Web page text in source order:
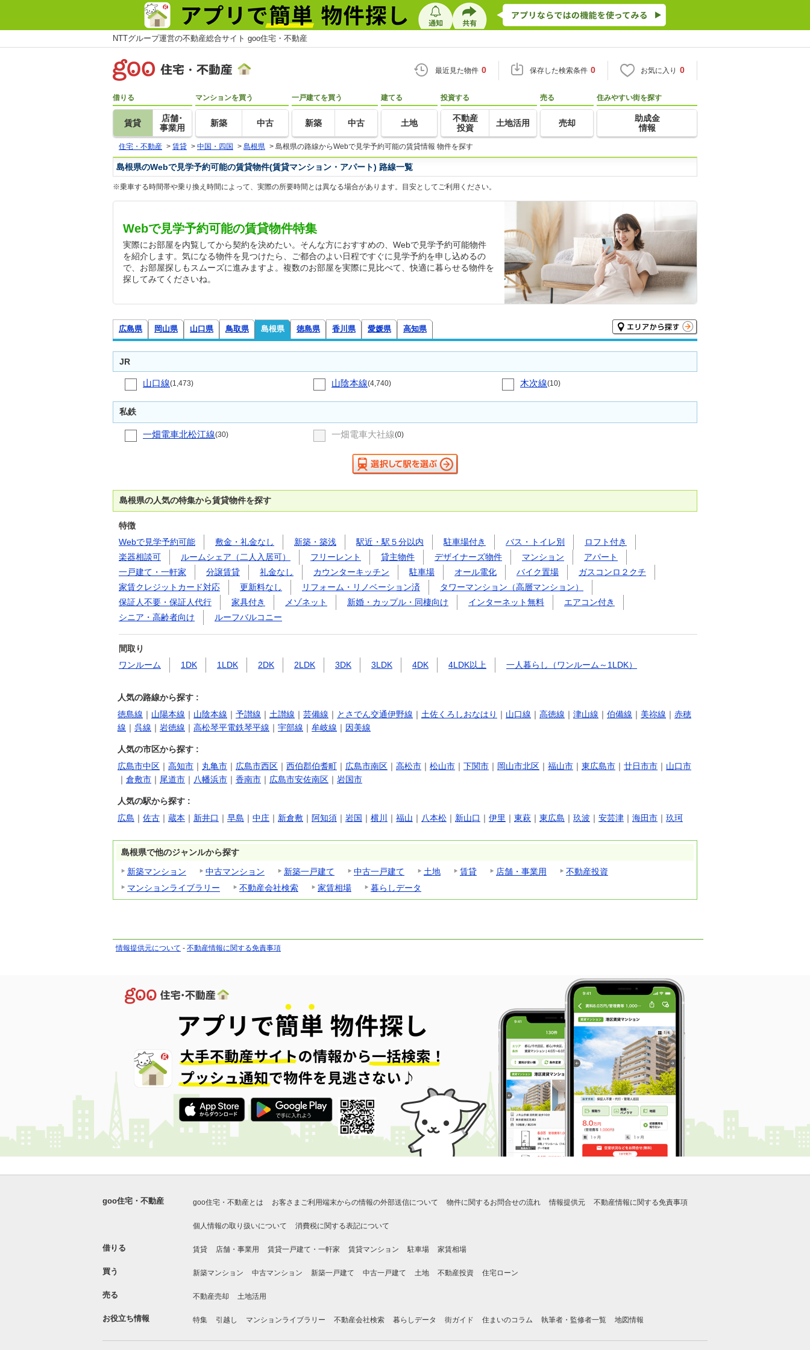
NTTグループ運営の不動産総合サイト goo住宅・不動産
最近見た物件 0 保存した検索条件 0 お気に入り 0
借りる
賃貸
店舗･
事業用
マンションを買う
新築 中古
一戸建てを買う
新築 中古
建てる
土地
投資する
不動産
投資
土地活用
売る
売却
住みやすい街を探す
助成金
情報
住宅・不動産 > 賃貸 > 中国・四国 > 島根県 > 島根県の路線からWebで見学予約可能の賃貸情報 物件を探す
島根県のWebで見学予約可能の賃貸物件(賃貸マンション・アパート) 路線一覧
※乗車する時間帯や乗り換え時間によって、実際の所要時間とは異なる場合があります。目安としてご利用ください。
Webで見学予約可能の賃貸物件特集
実際にお部屋を内覧してから契約を決めたい。そんな方におすすめの、Webで見学予約可能物件
を紹介します。気になる物件を見つけたら、ご都合のよい日程ですぐに見学予約を申し込めるの
で、お部屋探しもスムーズに進みますよ。複数のお部屋を実際に見比べて、快適に暮らせる物件を
探してみてくださいね。
広島県 岡山県 山口県 鳥取県 島根県 徳島県 香川県 愛媛県 高知県
JR
山口線(1,473) 山陰本線(4,740) 木次線(10)
私鉄
一畑電車北松江線(30) 一畑電車大社線(0)
島根県の人気の特集から賃貸物件を探す
特徴
Webで見学予約可能
敷金・礼金なし 新築・築浅 駅近・駅５分以内 駐車場付き バス・トイレ別
ロフト付き
楽器相談可
ルームシェア（二人入居可） フリーレント 貸主物件 デザイナーズ物件 マンション
アパート
一戸建て・一軒家
分譲賃貸 礼金なし カウンターキッチン 駐車場 オール電化 バイク置場
ガスコンロ２クチ
家賃クレジットカード対応
更新料なし リフォーム・リノベーション済
タワーマンション（高層マンション）
保証人不要・保証人代行
家具付き メゾネット 新婚・カップル・同棲向け インターネット無料
エアコン付き
シニア・高齢者向け
ルーフバルコニー
間取り
ワンルーム
1DK 1LDK 2DK 2LDK 3DK 3LDK 4DK 4LDK以上 一人暮らし（ワンルーム～1LDK）
人気の路線から探す :
徳島線 ｜ 山陽本線 ｜ 山陰本線 ｜ 予讃線 ｜ 土讃線 ｜ 芸備線 ｜ とさでん交通伊野線 ｜ 土佐くろしおなはり ｜ 山口線 ｜ 高徳線 ｜ 津山線 ｜ 伯備線 ｜ 美祢線 ｜ 赤穂
線 ｜ 呉線 ｜ 岩徳線 ｜ 高松琴平電鉄琴平線 ｜ 宇部線 ｜ 牟岐線 ｜ 因美線
人気の市区から探す :
広島市中区 ｜ 高知市 ｜ 丸亀市 ｜ 広島市西区 ｜ 西伯郡伯耆町 ｜ 広島市南区 ｜ 高松市 ｜ 松山市 ｜ 下関市 ｜ 岡山市北区 ｜ 福山市 ｜ 東広島市 ｜ 廿日市市 ｜ 山口市
｜ 倉敷市 ｜ 尾道市 ｜ 八幡浜市 ｜ 香南市 ｜ 広島市安佐南区 ｜ 岩国市
人気の駅から探す :
広島 ｜ 佐古 ｜ 蔵本 ｜ 新井口 ｜ 早島 ｜ 中庄 ｜ 新倉敷 ｜ 阿知須 ｜ 岩国 ｜ 横川 ｜ 福山 ｜ 八本松 ｜ 新山口 ｜ 伊里 ｜ 東萩 ｜ 東広島 ｜ 玖波 ｜ 安芸津 ｜ 海田市 ｜ 玖珂
島根県で他のジャンルから探す
新築マンション
中古マンション 新築一戸建て 中古一戸建て 土地 賃貸 店舗・事業用
不動産投資
マンションライブラリー
不動産会社検索 家賃相場 暮らしデータ
情報提供元について - 不動産情報に関する免責事項
goo住宅・不動産 goo住宅・不動産とは お客さまご利用端末からの情報の外部送信について 物件に関するお問合せの流れ 情報提供元 不動産情報に関する免責事項
個人情報の取り扱いについて 消費税に関する表記について
借りる 賃貸 店舗・事業用 賃貸一戸建て・一軒家 賃貸マンション 駐車場 家賃相場
買う 新築マンション 中古マンション 新築一戸建て 中古一戸建て 土地 不動産投資 住宅ローン
売る 不動産売却 土地活用
お役立ち情報 特集 引越し マンションライブラリー 不動産会社検索 暮らしデータ 街ガイド 住まいのコラム 執筆者・監修者一覧 地図情報